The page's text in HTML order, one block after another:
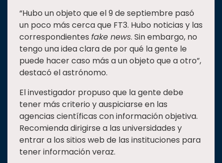
“Hubo un objeto que el 9 de septiembre pasó
un poco más cerca que FT3. Hubo noticias y las
correspondientes fake news. Sin embargo, no
tengo una idea clara de por qué la gente le
puede hacer caso más a un objeto que a otro”,
destacó el astrónomo.
El investigador propuso que la gente debe
tener más criterio y auspiciarse en las
agencias científicas con información objetiva.
Recomienda dirigirse a las universidades y
entrar a los sitios web de las instituciones para
tener información veraz.